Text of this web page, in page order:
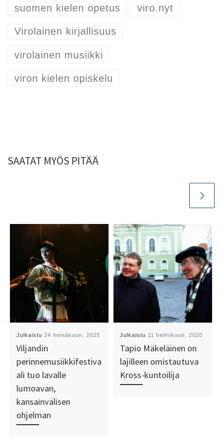
suomen kielen opetus viro.nyt
Virolainen kirjallisuus
virolainen musiikki
viron kielen opiskelu
SAATAT MYÖS PITÄÄ
Julkaistu24 heinäkuun, 2025
Viljandin
perinnemusiikkifestiva
ali tuo lavalle
lumoavan,
kansainvälisen
ohjelman
Julkaistu 11 helmikuun, 2020
Tapio Mäkeläinen on
lajilleen omistautuva
Kross-kuntoilija